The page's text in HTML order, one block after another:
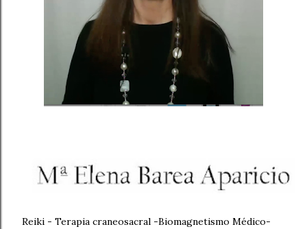
Reiki - Terapia craneosacral -Biomagnetismo Médico-